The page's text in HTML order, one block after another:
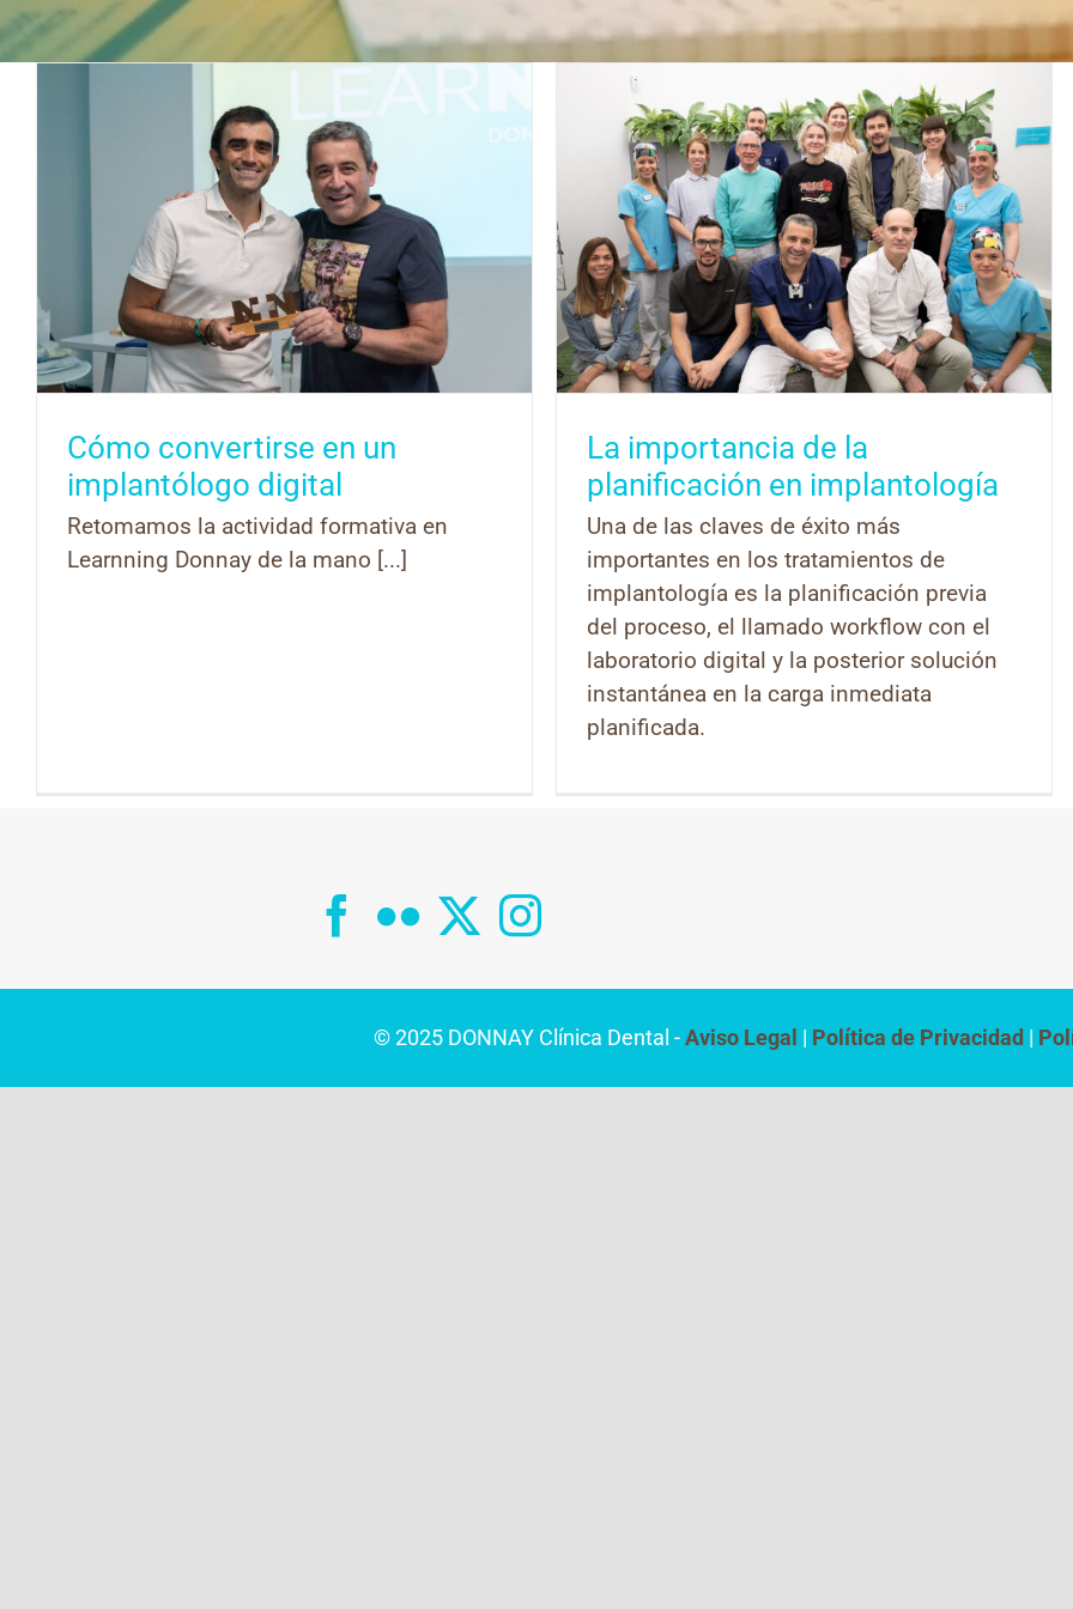
Cómo convertirse en un
implantólogo digital
Retomamos la actividad formativa en
Learnning Donnay de la mano [...]
La importancia de la
planificación en implantología
Una de las claves de éxito más
importantes en los tratamientos de
implantología es la planificación previa
del proceso, el llamado workflow con el
laboratorio digital y la posterior solución
instantánea en la carga inmediata
planificada.
© 2025 DONNAY Clínica Dental Aviso Legal Política de Privacidad